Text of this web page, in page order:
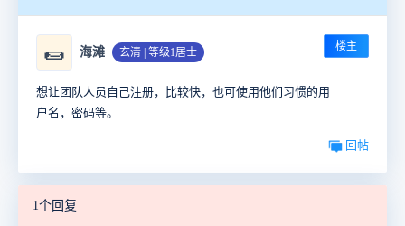
🌯 海滩 玄清 | 等级1居士 楼主
想让团队人员自己注册，比较快，也可使用他们习惯的用
户名，密码等。
回帖
1个回复